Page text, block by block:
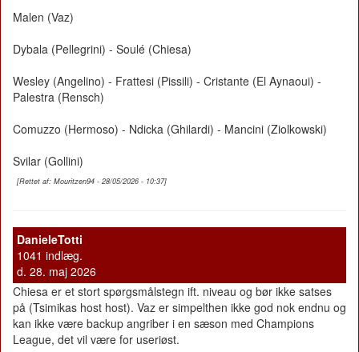
Malen (Vaz)
Dybala (Pellegrini) - Soulé (Chiesa)
Wesley (Angelino) - Frattesi (Pissili) - Cristante (El Aynaoui) -
Palestra (Rensch)
Comuzzo (Hermoso) - Ndicka (Ghilardi) - Mancini (Ziolkowski)
Svilar (Gollini)
[Rettet af: Mouritzen94 - 28/05/2026 - 10:37]
DanieleTotti
1041 indlæg.
d. 28. maj 2026
Chiesa er et stort spørgsmålstegn ift. niveau og bør ikke satses
på (Tsimikas host host). Vaz er simpelthen ikke god nok endnu og
kan ikke være backup angriber i en sæson med Champions
League, det vil være for useriøst.